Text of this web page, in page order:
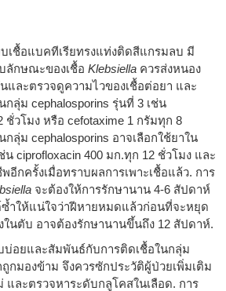
เชื้อแบคทีเรียทรงแท่งติดสีแกรมลบ มี
ลักษณะของเชื้อ Klebsiella ควรส่งหนอง
และตรวจดูความไวของเชื้อต่อยา และ
ลุ่ม cephalosporins รุ่นที่ 3 เช่น
ชั่วโมง หรือ cefotaxime 1 กรัมทุก 8
ลุ่ม cephalosporins อาจเลือกใช้ยาใน
น ciprofloxacin 400 มก.ทุก 12 ชั่วโมง และ
อีกครั้งเมื่อทราบผลการเพาะเชื้อแล้ว. การ
จะต้องให้การรักษานาน 4-6 สัปดาห์
ำให้แน่ใจว่าฝีหายหมดแล้วก่อนที่จะหยุด
นตับ อาจต้องรักษานานขึ้นถึง 12 สัปดาห์.
บ่อยและสัมพันธ์กับการติดเชื้อในกลุ่ม
กมองข้าม จึงควรซักประวัติผู้ป่วยเพิ่มเติม
และตรวจหาระดับกลูโคสในเลือด. การ